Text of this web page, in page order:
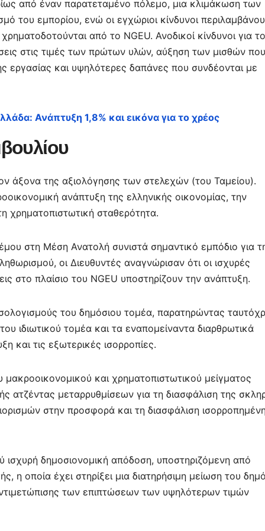
από έναν παρατεταμένο πόλεμο, μια κλιμάκωση των
του εμπορίου, ενώ οι εγχώριοι κίνδυνοι
από το NGEU. Ανοδικοί κίνδυνοι για
στις τιμές των πρώτων υλών, αύξηση των μισθών που
εργασίας και υψηλότερες δαπάνες που συνδέονται με
Ανάπτυξη 1,8% και εικόνα για το χρέος
άξονα της αξιολόγησης των στελεχών (του Ταμείου).
ανάπτυξη της ελληνικής οικονομίας, την
χρηματοπιστωτική σταθερότητα.
στη Μέση Ανατολή συνιστά σημαντικό εμπόδιο για
οι Διευθυντές αναγνώρισαν ότι οι ισχυρές
στο πλαίσιο του NGEU υποστηρίζουν την ανάπτυξη.
του δημόσιου τομέα, παρατηρώντας
ιδιωτικού τομέα και τα εναπομείναντα διαρθρωτικά
και τις εξωτερικές ισορροπίες.
και χρηματοπιστωτικού μείγματος
ατζέντας μεταρρυθμίσεων για τη διασφάλιση της
στην προσφορά και τη διασφάλιση
ισχυρή δημοσιονομική απόδοση, υποστηριζόμενη από
η οποία έχει στηρίξει μια διατηρήσιμη μείωση του
των επιπτώσεων των υψηλότερων τιμών